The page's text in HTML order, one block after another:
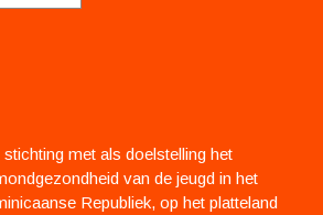
met als doelstelling het
van de jeugd in het
Republiek, op het platteland